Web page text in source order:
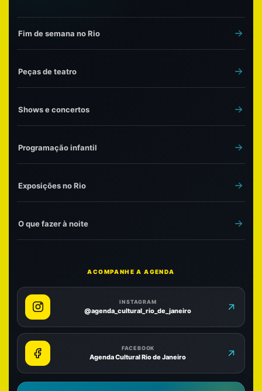
Fim de semana no Rio
Peças de teatro
Shows e concertos
Programação infantil
Exposições no Rio
O que fazer à noite
ACOMPANHE A AGENDA
INSTAGRAM
@agenda_cultural_rio_de_janeiro
FACEBOOK
Agenda Cultural Rio de Janeiro